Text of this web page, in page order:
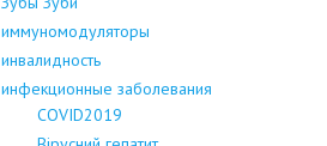
иммуномодуляторы
инвалидность
инфекционные заболевания
COVID2019